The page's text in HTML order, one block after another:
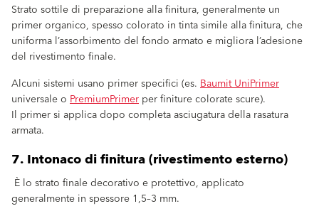
Strato sottile di preparazione alla finitura, generalmente un
primer organico, spesso colorato in tinta simile alla finitura, che
uniforma l’assorbimento del fondo armato e migliora l’adesione
del rivestimento finale.
Alcuni sistemi usano primer specifici (es. Baumit UniPrimer
universale o PremiumPrimer per finiture colorate scure).
Il primer si applica dopo completa asciugatura della rasatura
armata.
7. Intonaco di finitura (rivestimento esterno)
È lo strato finale decorativo e protettivo, applicato
generalmente in spessore 1,5–3 mm.